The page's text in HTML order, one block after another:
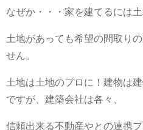
なぜか・・・家を建てるには
土地があっても希望の間取り
せん。
土地は土地のプロに！建物は
ですが、建築会社は各々、
信頼出来る不動産やとの連携